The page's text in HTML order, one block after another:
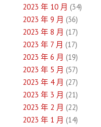
2023 年 10 月 (34)
2023 年 9 月 (36)
2023 年 8 月 (17)
2023 年 7 月 (17)
2023 年 6 月 (19)
2023 年 5 月 (57)
2023 年 4 月 (27)
2023 年 3 月 (21)
2023 年 2 月 (22)
2023 年 1 月 (14)